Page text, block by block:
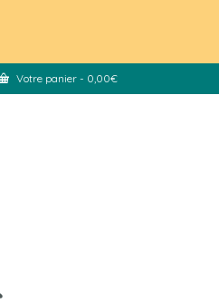
Votre panier - 0,00€